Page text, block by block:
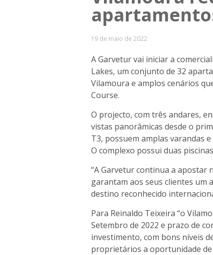
19 de maio de 2022
A Garvetur vai iniciar a
Lakes, um conjunto de 32
Vilamoura e amplos cenários
Course.
O projecto, com três andares,
vistas panorâmicas desde o
T3, possuem amplas varandas
O complexo possui duas
“A Garvetur continua a apostar
garantam aos seus clientes
destino reconhecido
Para Reinaldo Teixeira “o
Setembro de 2022 e prazo de
investimento, com bons níveis
proprietários a oportunidade